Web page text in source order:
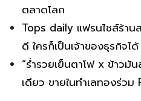
ตลาดโลก
Tops daily แฟรนไชส์ร้าน
ดี ใครก็เป็นเจ้าของธุรกิจได้
“ร่ำรวยเย็นตาโฟ x ข้าวมั
เดียว ขายในทำเลทองร่ว